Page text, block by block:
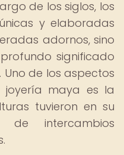
de los siglos, los
y elaboradas
adornos, sino
significado
Uno de los aspectos
joyería maya es la
tuvieron en su
intercambios